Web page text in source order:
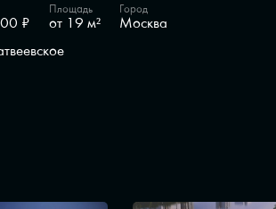
₽
Площадь
от 19 м²
Город
Москва